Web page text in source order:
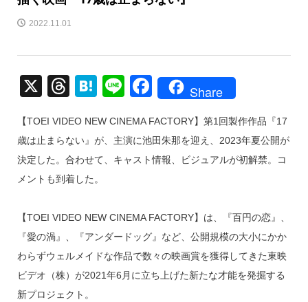
2022.11.01
X
T
e
a
d
H
e
n
a
Li
e
F
c
e
o
k
Share
【TOEI VIDEO NEW CINEMA FACTORY】第1回製作作品『17
歳は止まらない』が、主演に池田朱那を迎え、2023年夏公開が
決定した。合わせて、キャスト情報、ビジュアルが初解禁。コ
メントも到着した。
【TOEI VIDEO NEW CINEMA FACTORY】は、『百円の恋』、
『愛の渦』、『アンダードッグ』など、公開規模の大小にかか
わらずウェルメイドな作品で数々の映画賞を獲得してきた東映
ビデオ（株）が2021年6月に立ち上げた新たな才能を発掘する
新プロジェクト。